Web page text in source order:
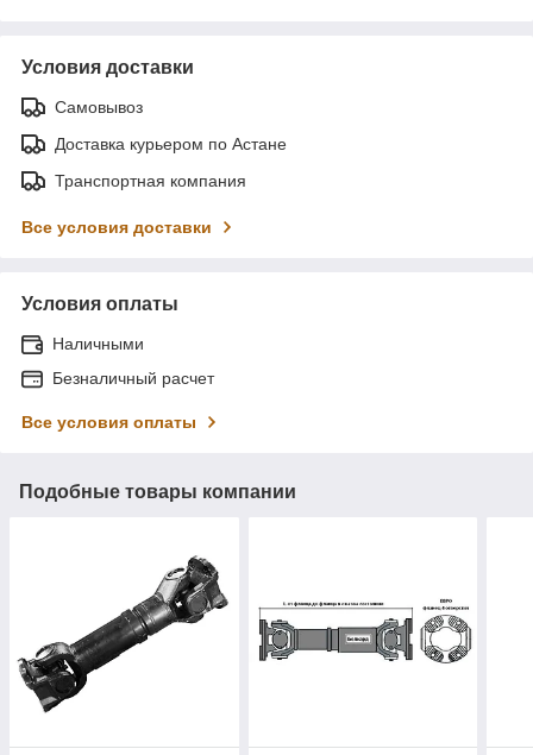
Условия доставки
Самовывоз
Доставка курьером по Астане
Транспортная компания
Все условия доставки
Условия оплаты
Наличными
Безналичный расчет
Все условия оплаты
Подобные товары компании